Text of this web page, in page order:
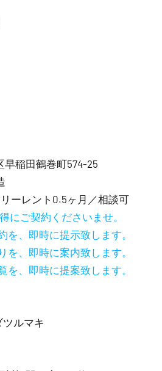
稲田鶴巻町574-25
ーレント0.5ヶ月／相談可
にご契約くださいませ。
を、即時に提示致します。
を、即時に案内致します。
を、即時に提案致します。
ツルマキ